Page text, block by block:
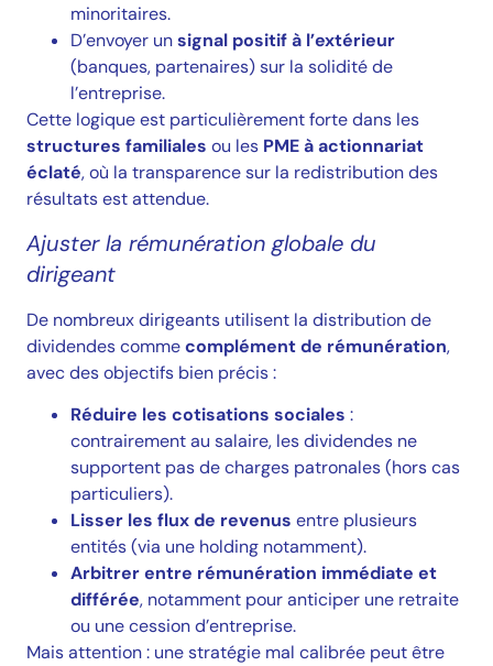
minoritaires.
D’envoyer unsignal positif à l’extérieur
(banques, partenaires) sur la solidité de
l’entreprise.
Cette logique est particulièrement forte dans les
structures familiales ou les PME à actionnariat
éclaté, où la transparence sur la redistribution des
résultats est attendue.
Ajuster la rémunération globale du
dirigeant
De nombreux dirigeants utilisent la distribution de
dividendes commecomplément de rémunération,
avec des objectifs bien précis :
Réduire les cotisations sociales :
contrairement au salaire, les dividendes ne
supportent pas de charges patronales (hors cas
particuliers).
Lisser les flux de revenus entre plusieurs
entités (via une holding notamment).
Arbitrer entre rémunération immédiate et
différée, notamment pour anticiper une retraite
ou une cession d’entreprise.
Mais attention : une stratégie mal calibrée peut être